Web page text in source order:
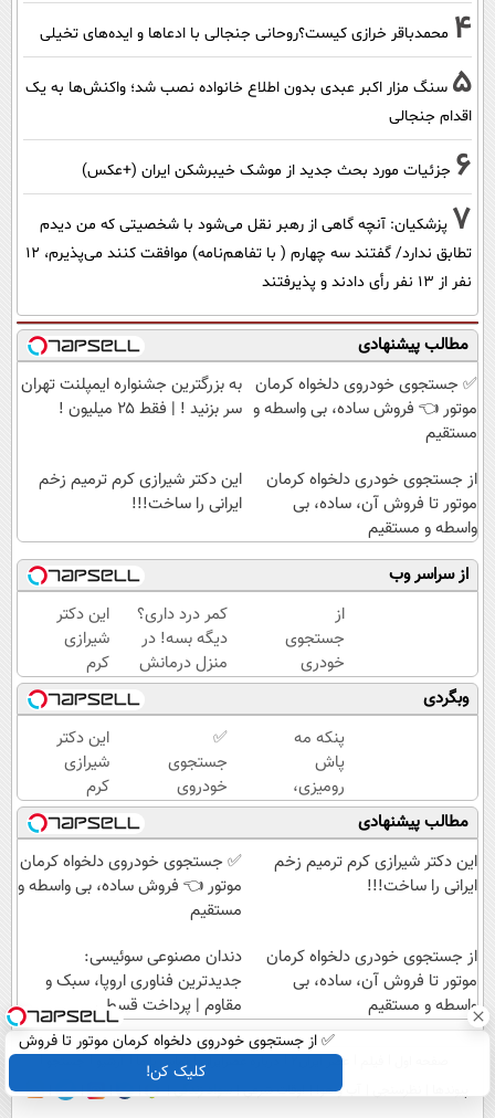
4 محمدباقر خرازی کیست؟روحانی جنجالی با ادعاها و ایده‌های تخیلی
5 سنگ مزار اکبر عبدی بدون اطلاع خانواده نصب شد؛ واکنش‌ها به یک
اقدام جنجالی
6 جزئیات مورد بحث جدید از موشک خیبرشکن ایران (+عکس)
7 پزشکیان‌: آنچه گاهی از رهبر نقل می‌شود با شخصیتی که من دیدم
تطابق ندارد/ گفتند سه چهارم ( با تفاهم‌نامه) موافقت کنند می‌پذیرم، 12
نفر از 13 نفر رأی دادند و پذیرفتند
مطالب پیشنهادی
Image failed to load
✅ جستجوی خودروی دلخواه کرمان
موتور 👈 فروش ساده، بی واسطه و
مستقیم
Image failed to load
به بزرگترین جشنواره ایمپلنت تهران
سر بزنید ! | فقط ۲۵ میلیون !
از جستجوی خودری دلخواه کرمان
موتور تا فروش آن، ساده، بی
واسطه و مستقیم
این دکتر شیرازی کرم ترمیم زخم
ایرانی را ساخت!!!
از سراسر وب
از
جستجوی
خودری
دلخواه
کرمان
موتور تا
فروش
آن،
ساده، بی
واسطه و
مستقیم
Image failed to load
کمر درد داری؟
دیگه بسه! در
منزل درمانش
کن
(◀پرسش‌نامه)
Image failed to load
این دکتر
شیرازی
کرم
ترمیم
زخم
ایرانی را
ساخت!!!
failed to load
وبگردی
پنکه مه
پاش
رومیزی،
مخصوص
گرمایی‌ها!!
Image failed to load
✅
جستجوی
خودروی
دلخواه
کرمان
موتور 👈
فروش
ساده، بی
مستقیم
Image failed to load
این دکتر
شیرازی
کرم
ترمیم
زخم
ایرانی را
ساخت!!!
failed to load
مطالب پیشنهادی
Image failed to load
این دکتر شیرازی کرم ترمیم زخم
ایرانی را ساخت!!!
Image failed to load
✅ جستجوی خودروی دلخواه کرمان
موتور 👈 فروش ساده، بی واسطه و
مستقیم
از جستجوی خودری دلخواه کرمان
موتور تا فروش آن، ساده، بی
واسطه و مستقیم
دندان مصنوعی سوئیسی:
جدیدترین فناوری اروپا، سبک و
مقاوم | پرداخت قسطی
Image failed to load
✅ از جستجوی خودروی دلخواه کرمان موتور تا فروش
ساده، بی واسطه و مستقیم
کلیک کن! عصر ایران۲ درباره عصرایران تماس با ما
آب و هوا اوقات شرعی سواد زندگی